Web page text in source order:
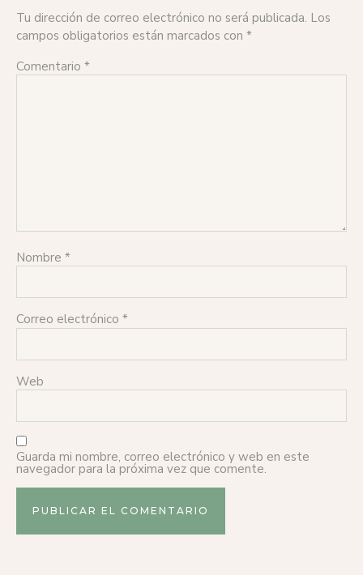
Tu dirección de correo electrónico no será publicada. Los
campos obligatorios están marcados con *
Comentario *
Nombre *
Correo electrónico *
Web
Guarda mi nombre, correo electrónico y web en este
navegador para la próxima vez que comente.